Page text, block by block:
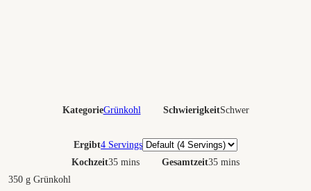
KategorieGrünkohl SchwierigkeitSchwer
Ergibt4 ServingsPortionen
Kochzeit35 mins Gesamtzeit35 mins
350 g Grünkohl